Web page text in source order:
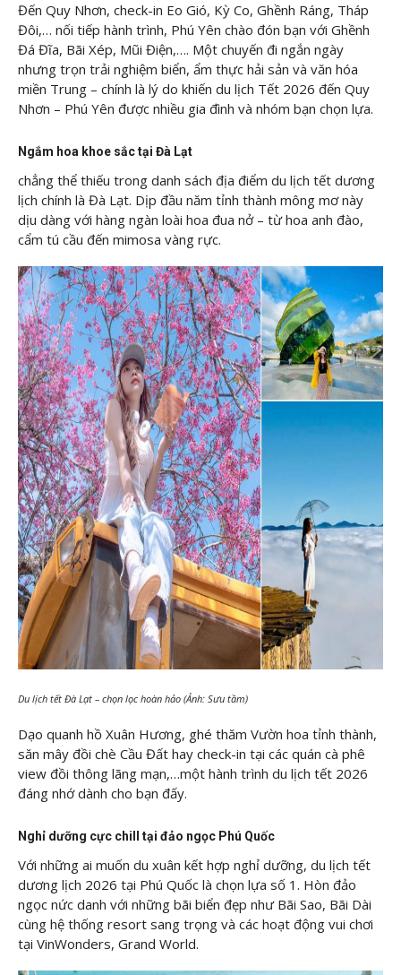
Đến Quy Nhơn, check-in Eo Gió, Kỳ Co, Ghềnh Ráng, Tháp
Đôi,… nối tiếp hành trình, Phú Yên chào đón bạn với Ghềnh
Đá Đĩa, Bãi Xép, Mũi Điện,…. Một chuyến đi ngắn ngày
nhưng trọn trải nghiệm biển, ẩm thực hải sản và văn hóa
miền Trung – chính là lý do khiến du lịch Tết 2026 đến Quy
Nhơn – Phú Yên được nhiều gia đình và nhóm bạn chọn lựa.
Ngắm hoa khoe sắc tại Đà Lạt
chẳng thể thiếu trong danh sách địa điểm du lịch tết dương
lịch chính là Đà Lạt. Dịp đầu năm tỉnh thành mông mơ này
dịu dàng với hàng ngàn loài hoa đua nở – từ hoa anh đào,
cẩm tú cầu đến mimosa vàng rực.
Du lịch tết Đà Lạt – chọn lọc hoàn hảo (Ảnh: Sưu tầm)
Dạo quanh hồ Xuân Hương, ghé thăm Vườn hoa tỉnh thành,
săn mây đồi chè Cầu Đất hay check-in tại các quán cà phê
view đồi thông lãng mạn,…một hành trình du lịch tết 2026
đáng nhớ dành cho bạn đấy.
Nghỉ dưỡng cực chill tại đảo ngọc Phú Quốc
Với những ai muốn du xuân kết hợp nghỉ dưỡng, du lịch tết
dương lịch 2026 tại Phú Quốc là chọn lựa số 1. Hòn đảo
ngọc nức danh với những bãi biển đẹp như Bãi Sao, Bãi Dài
cùng hệ thống resort sang trọng và các hoạt động vui chơi
tại VinWonders, Grand World.